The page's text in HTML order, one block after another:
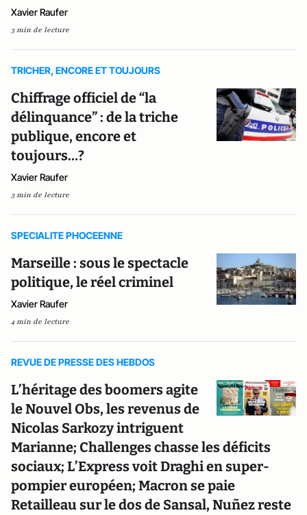
Xavier Raufer
3 min de lecture
TRICHER, ENCORE ET TOUJOURS
Chiffrage officiel de “la
délinquance” : de la triche
publique, encore et
toujours…?
Xavier Raufer
3 min de lecture
SPECIALITE PHOCEENNE
Marseille : sous le spectacle
politique, le réel criminel
Xavier Raufer
4 min de lecture
REVUE DE PRESSE DES HEBDOS
L’héritage des boomers agite
le Nouvel Obs, les revenus de
Nicolas Sarkozy intriguent
Marianne; Challenges chasse les déficits
sociaux; L’Express voit Draghi en super-
pompier européen; Macron se paie
Retailleau sur le dos de Sansal, Nuñez reste